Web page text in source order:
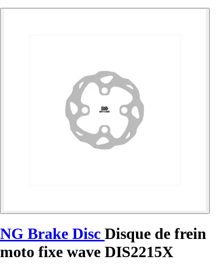
NG Brake Disc Disque de frein
moto fixe wave DIS2215X